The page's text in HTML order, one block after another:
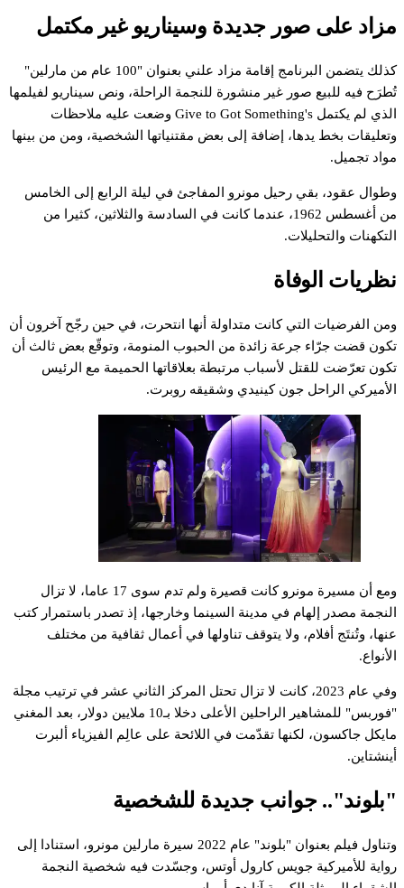
مزاد على صور جديدة وسيناريو غير مكتمل
كذلك يتضمن البرنامج إقامة مزاد علني بعنوان "100 عام من مارلين"
تُطرَح فيه للبيع صور غير منشورة للنجمة الراحلة، ونص سيناريو لفيلمها
الذي لم يكتمل Something's
Got
to
Give وضعت عليه ملاحظات
وتعليقات بخط يدها، إضافة إلى بعض مقتنياتها الشخصية، ومن من بينها
مواد تجميل.
وطوال عقود، بقي رحيل مونرو المفاجئ في ليلة الرابع إلى الخامس
من أغسطس 1962، عندما كانت في السادسة والثلاثين، كثيرا
من
التكهنات والتحليلات.
نظريات الوفاة
ومن الفرضيات التي كانت متداولة أنها انتحرت، في حين رجّح آخرون أن
تكون قضت جرّاء جرعة زائدة من الحبوب المنومة، وتوقّع بعض ثالث أن
تكون تعرّضت للقتل لأسباب مرتبطة بعلاقاتها الحميمة مع الرئيس
الأميركي الراحل جون كينيدي وشقيقه روبرت.
ومع أن مسيرة مونرو كانت قصيرة ولم تدم سوى 17 عاما، لا تزال
النجمة مصدر إلهام في مدينة السينما وخارجها، إذ تصدر باستمرار
كتب
عنها، وتُنتَج أفلام، ولا يتوقف تناولها في أعمال ثقافية من مختلف
الأنواع.
وفي عام 2023، كانت لا تزال تحتل المركز الثاني عشر في ترتيب مجلة
"فوربس" للمشاهير الراحلين الأعلى دخلا بـ10 ملايين دولار، بعد المغني
مايكل جاكسون، لكنها تقدّمت في اللائحة على عالِم الفيزياء ألبرت
أينشتاين.
"بلوند".. جوانب جديدة للشخصية
وتناول فيلم بعنوان "بلوند" عام 2022 سيرة مارلين مونرو، استنادا
إلى
رواية للأميركية جويس كارول أوتس، وجسّدت فيه شخصية النجمة